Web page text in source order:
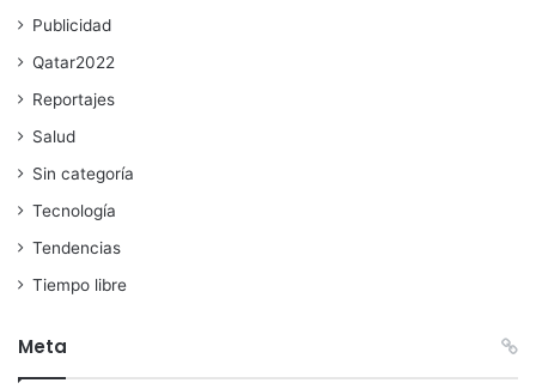
Publicidad
Qatar2022
Reportajes
Salud
Sin categoría
Tecnología
Tendencias
Tiempo libre
Meta